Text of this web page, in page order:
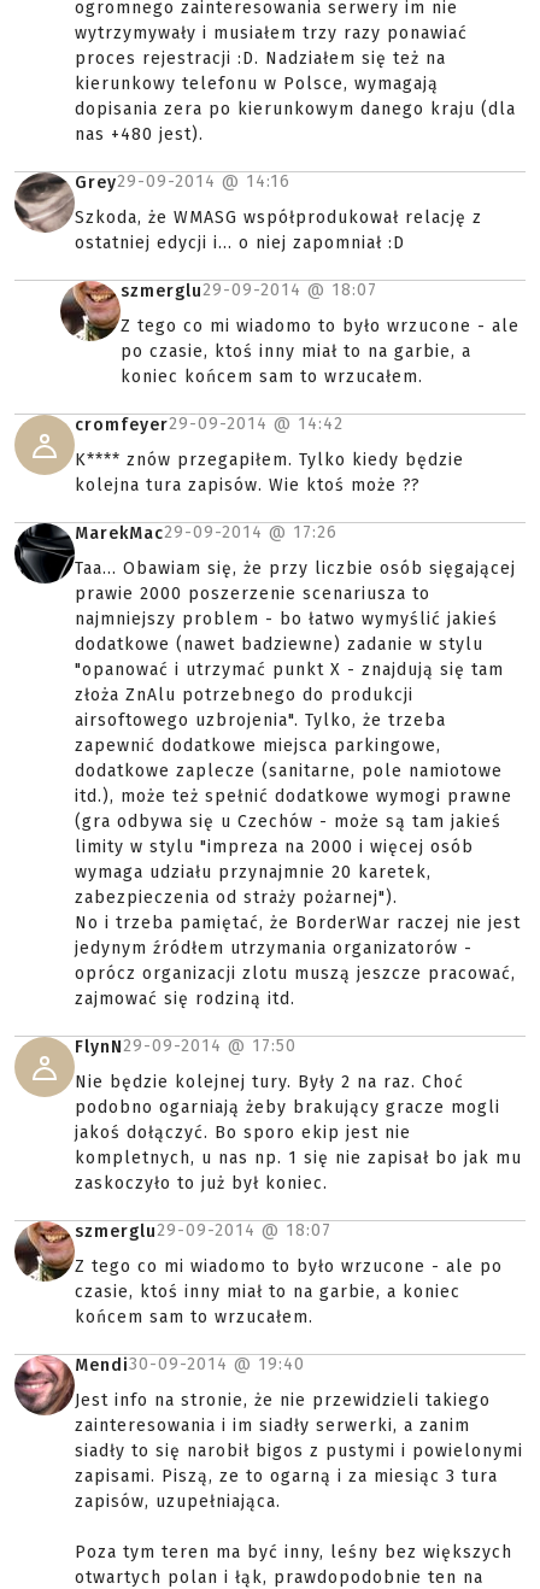
ogromnego zainteresowania serwery im nie
wytrzymywały i musiałem trzy razy ponawiać
proces rejestracji :D. Nadziałem się też na
kierunkowy telefonu w Polsce, wymagają
dopisania zera po kierunkowym danego kraju (dla
nas +480 jest).
Grey29-09-2014 @ 14:16
Szkoda, że WMASG współprodukował relację z
ostatniej edycji i... o niej zapomniał :D
szmerglu29-09-2014 @ 18:07
Z tego co mi wiadomo to było wrzucone - ale
po czasie, ktoś inny miał to na garbie, a
koniec końcem sam to wrzucałem.
cromfeyer29-09-2014 @ 14:42
K**** znów przegapiłem. Tylko kiedy będzie
kolejna tura zapisów. Wie ktoś może ??
MarekMac29-09-2014 @ 17:26
Taa... Obawiam się, że przy liczbie osób sięgającej
prawie 2000 poszerzenie scenariusza to
najmniejszy problem - bo łatwo wymyślić jakieś
dodatkowe (nawet badziewne) zadanie w stylu
"opanować i utrzymać punkt X - znajdują się tam
złoża ZnAlu potrzebnego do produkcji
airsoftowego uzbrojenia". Tylko, że trzeba
zapewnić dodatkowe miejsca parkingowe,
dodatkowe zaplecze (sanitarne, pole namiotowe
itd.), może też spełnić dodatkowe wymogi prawne
(gra odbywa się u Czechów - może są tam jakieś
limity w stylu "impreza na 2000 i więcej osób
wymaga udziału przynajmnie 20 karetek,
zabezpieczenia od straży pożarnej").
No i trzeba pamiętać, że BorderWar raczej nie jest
jedynym źródłem utrzymania organizatorów -
oprócz organizacji zlotu muszą jeszcze pracować,
zajmować się rodziną itd.
FlynN29-09-2014 @ 17:50
Nie będzie kolejnej tury. Były 2 na raz. Choć
podobno ogarniają żeby brakujący gracze mogli
jakoś dołączyć. Bo sporo ekip jest nie
kompletnych, u nas np. 1 się nie zapisał bo jak mu
zaskoczyło to już był koniec.
szmerglu29-09-2014 @ 18:07
Z tego co mi wiadomo to było wrzucone - ale po
czasie, ktoś inny miał to na garbie, a koniec
końcem sam to wrzucałem.
Mendi30-09-2014 @ 19:40
Jest info na stronie, że nie przewidzieli takiego
zainteresowania i im siadły serwerki, a zanim
siadły to się narobił bigos z pustymi i powielonymi
zapisami. Piszą, ze to ogarną i za miesiąc 3 tura
zapisów, uzupełniająca.
Poza tym teren ma być inny, leśny bez większych
otwartych polan i łąk, prawdopodobnie ten na